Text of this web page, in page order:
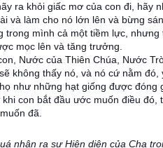
ra khỏi giấc mơ của con đi, hãy
và làm cho nó lớn lên và bừng
trong mình cả một tiềm lực,
mọc lên và tăng trưởng.
Nước của Thiên Chúa, Nước
không thấy nó, và nó cứ nằm
như những hạt giống được
con bắt đầu ước muốn điều
đã.
nhận ra sự Hiện diện của Cha